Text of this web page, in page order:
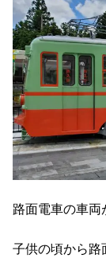
路面電車の車両
子供の頃から路